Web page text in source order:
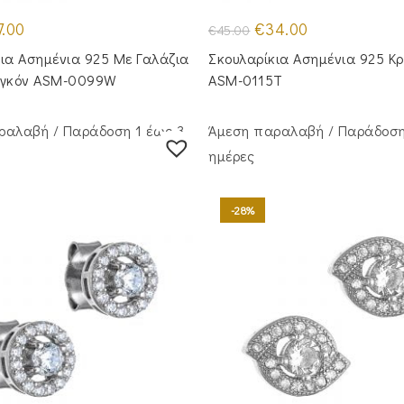
είναι:
€27.00.
Ασημένια 925 Με Γαλάζια
ASM-0099W
€45.00 Original
price
was:
€45.00.
€34.00
τιμή
είναι:
Σκουλαρίκια Ασημένια 925
ASM-0115T
/ Παράδoση 1 έως 3
Άμεση παραλαβή /
ημέρες
-28%